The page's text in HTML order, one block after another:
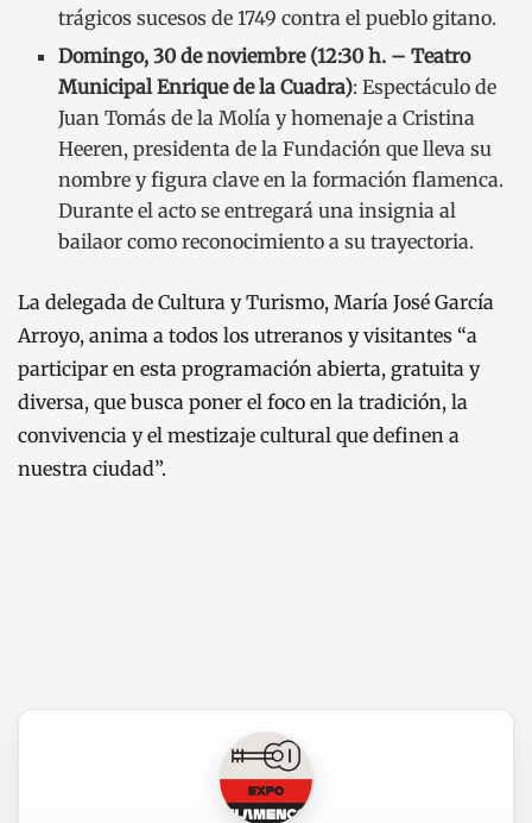
trágicos sucesos de 1749 contra el pueblo gitano.
Domingo, 30 de noviembre (12:30 h. – Teatro
Municipal Enrique de la Cuadra): Espectáculo de
Juan Tomás de la Molía y homenaje a Cristina
Heeren, presidenta de la Fundación que lleva su
nombre y figura clave en la formación flamenca.
Durante el acto se entregará una insignia al
bailaor como reconocimiento a su trayectoria.
La delegada de Cultura y Turismo, María José García
Arroyo, anima a todos los utreranos y visitantes “a
participar en esta programación abierta, gratuita y
diversa, que busca poner el foco en la tradición, la
convivencia y el mestizaje cultural que definen a
nuestra ciudad”.